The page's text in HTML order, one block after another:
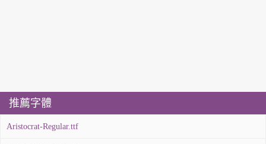
推薦字體
Aristocrat-Regular.ttf